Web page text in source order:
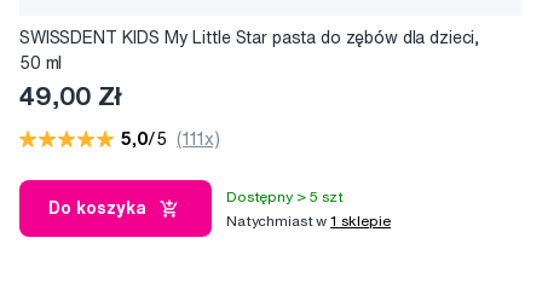
SWISSDENT KIDS My Little Star pasta do zębów dla dzieci,
50 ml
49,00 Zł
5,0/5 (111x)
Do koszyka
Dostępny > 5 szt
Natychmiast w1 sklepie